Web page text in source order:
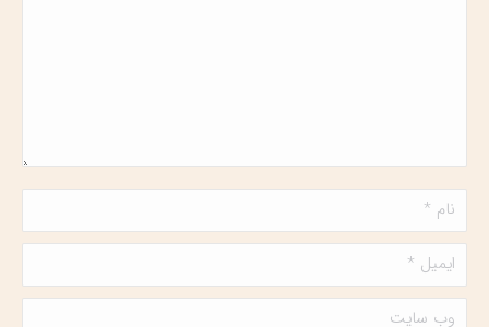
نام *
ایمیل *
وب سایت